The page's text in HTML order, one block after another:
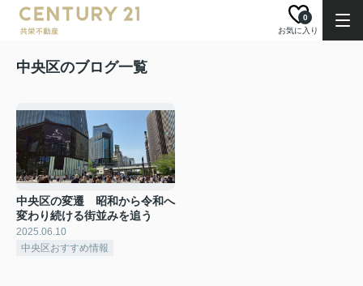
お気に入り
0
中央区のブログ一覧
中央区の変遷 昭和から令和へ
変わり続ける街並みを追う
2025.06.10
中央区おすすめ情報